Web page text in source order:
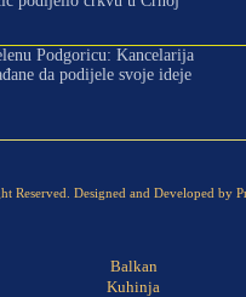
Podgoricu: Kancelarija
da podijele svoje ideje
Reserved. Designed and Developed by
Balkan
Kuhinja